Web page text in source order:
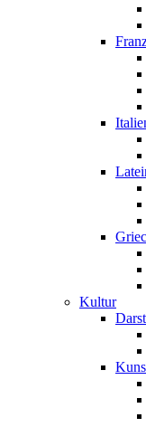
Kultur